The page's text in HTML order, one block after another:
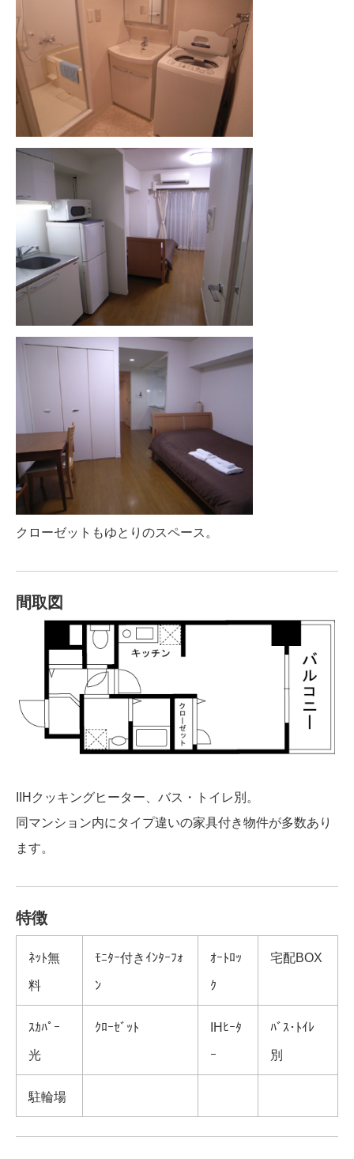
クローゼットもゆとりのスペース。
間取図
IIHクッキングヒーター、バス・トイレ別。
同マンション内にタイプ違いの家具付き物件が多数あり
ます。
特徴
ﾈｯﾄ無
料
ﾓﾆﾀｰ付きｲﾝﾀｰﾌｫ
ﾝ
ｵｰﾄﾛｯ
ｸ
宅配BOX
ｽｶﾊﾟｰ
光
ｸﾛｰｾﾞｯﾄ IHﾋｰﾀ
ｰ
ﾊﾞｽ･ﾄｲﾚ
別
駐輪場